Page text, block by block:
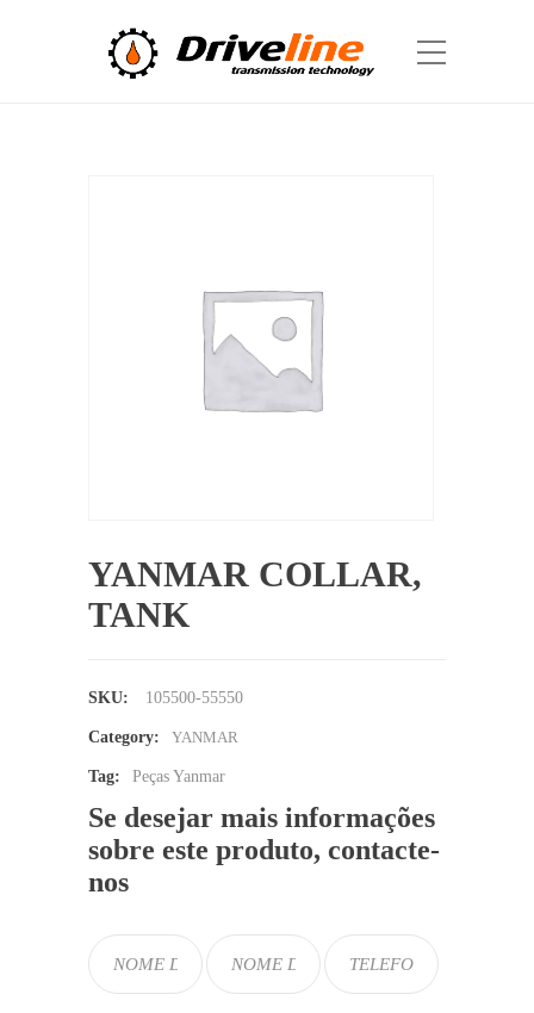
YANMAR COLLAR,
TANK
SKU: 105500-55550
Category: YANMAR
Tag: Peças Yanmar
Se desejar mais informações
sobre este produto, contacte-
nos